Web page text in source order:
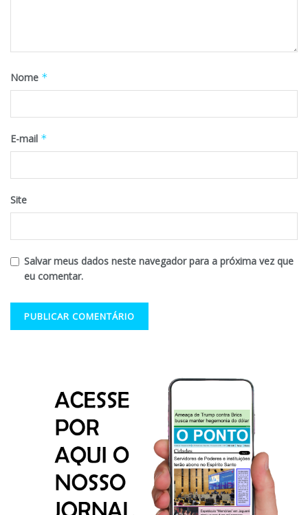
Nome *
E-mail *
Site
Salvar meus dados neste navegador para a próxima vez que
eu comentar.